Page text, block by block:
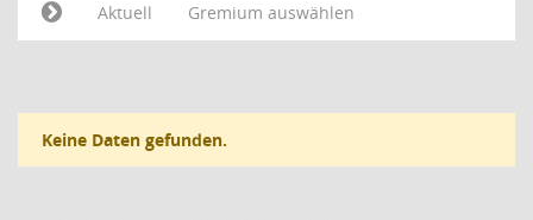
Aktuell
Gremium auswählen
Keine Daten gefunden.